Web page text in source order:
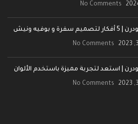
No Comments
و بوفيه ونيش
No Comments
| استعد لتجربة مميزة باستخدم الألوان
No Comments